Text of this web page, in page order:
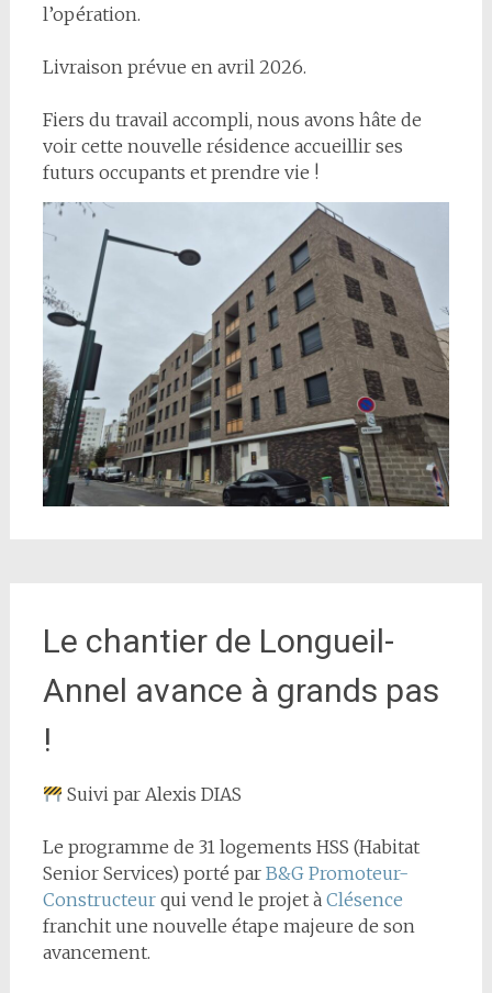
l’opération.
Livraison prévue en avril 2026.
Fiers du travail accompli, nous avons hâte de
voir cette nouvelle résidence accueillir ses
futurs occupants et prendre vie !
Le chantier de Longueil-
Annel avance à grands pas
!
Suivi par Alexis DIAS
Le programme de 31 logements HSS (Habitat
Senior Services) porté par B&G Promoteur-
Constructeurqui vend le projet à Clésence
franchit une nouvelle étape majeure de son
avancement.